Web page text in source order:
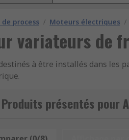
process / Moteurs électriques /
variateurs de
à être installés dans
dans l'industrie et les
présentés pour